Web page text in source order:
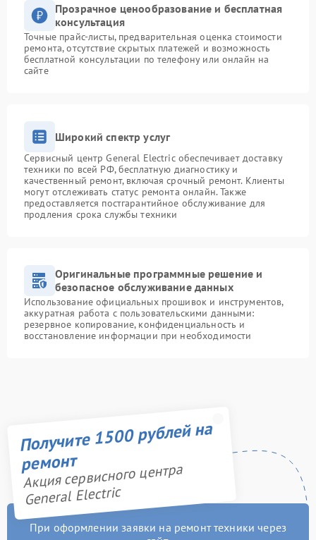
Прозрачное ценообразование и бесплатная
консультация
Точные прайс-листы, предварительная оценка стоимости
ремонта, отсутствие скрытых платежей и возможность
бесплатной консультации по телефону или онлайн на
сайте
Широкий спектр услуг
Сервисный центр General Electric обеспечивает доставку
техники по всей РФ, бесплатную диагностику и
качественный ремонт, включая срочный ремонт. Клиенты
могут отслеживать статус ремонта онлайн. Также
предоставляется постгарантийное обслуживание для
продления срока службы техники
Оригинальные программные решение и
безопасное обслуживание данных
Использование официальных прошивок и инструментов,
аккуратная работа с пользовательскими данными:
резервное копирование, конфиденциальность и
восстановление информации при необходимости
Получите 1500 рублей на
ремонт
Акция сервисного центра
General Electric
При оформлении заявки на ремонт техники через